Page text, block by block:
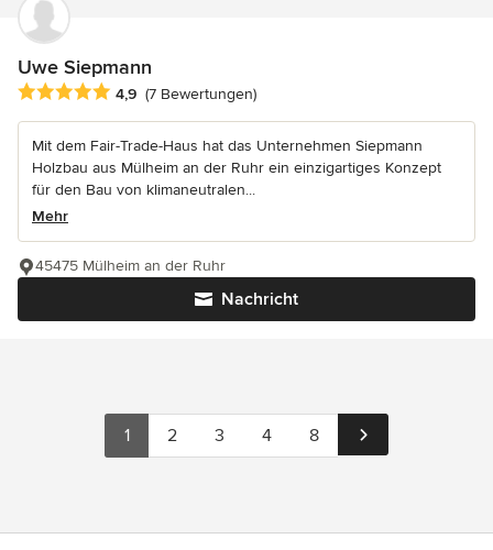
Uwe Siepmann
Durchschnittliche Bewertung: 4.9 von 5 Sternen
4,9 (7 Bewertungen)
Mit dem Fair-Trade-Haus hat das Unternehmen Siepmann
Holzbau aus Mülheim an der Ruhr ein einzigartiges Konzept
für den Bau von klimaneutralen...
Mehr
Nachricht
45475 Mülheim an der Ruhr
1 2 3 4 8